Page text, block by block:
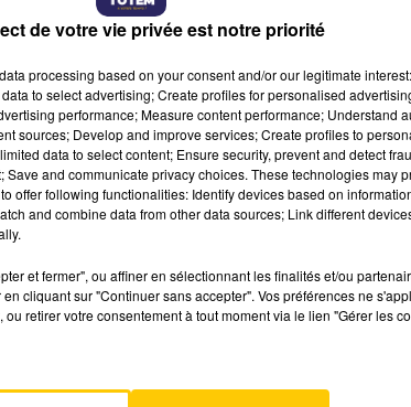
le pays sarladais avec les reportages de
sur le terrain.
NORD
de votre vie privée est notre priorité
processing based on your consent and/or our legitimate
to select advertising; Create profiles for personalised
performance; Measure content performance; Understand
sources; Develop and improve services; Create profiles to
data to select content; Ensure security, prevent and detect
and communicate privacy choices. These technologies may
offer following functionalities: Identify devices based on
and combine data from other data sources; Link different
et fermer", ou affiner en sélectionnant les finalités et/ou
cliquant sur "Continuer sans accepter". Vos préférences ne
retirer votre consentement à tout moment via le lien "Gérer les